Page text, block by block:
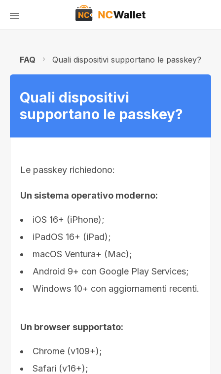
FAQ Quali dispositivi supportano le passkey?
Quali dispositivi
supportano le passkey?
Le passkey richiedono:
Un sistema operativo moderno:
iOS 16+ (iPhone);
iPadOS 16+ (iPad);
macOS Ventura+ (Mac);
Android 9+ con Google Play Services;
Windows 10+ con aggiornamenti recenti.
Un browser supportato:
Chrome (v109+);
Safari (v16+);